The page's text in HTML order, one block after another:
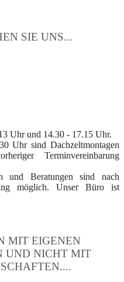
SIE UNS...
Uhr und 14.30 - 17.15 Uhr.
Uhr sind Dachzeltmontagen
Terminvereinbarung
und Beratungen sind nach
möglich. Unser Büro ist
MIT EIGENEN
UND NICHT MIT